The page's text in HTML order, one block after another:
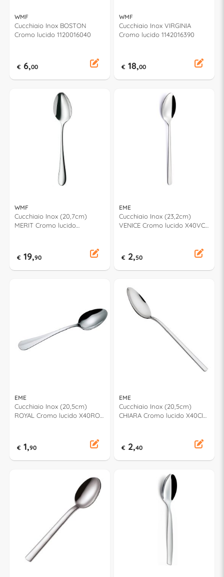
WMF
Cucchiaio Inox BOSTON
Cromo lucido 1120016040
€ 6,00
WMF
Cucchiaio Inox VIRGINIA
Cromo lucido 1142016390
€ 18,00
WMF
Cucchiaio Inox (20,7cm)
MERIT Cromo lucido
€ 19,90
EME
Cucchiaio Inox (23,2cm)
VENICE Cromo lucido X40VC
€ 2,50
EME
Cucchiaio Inox (20,5cm)
ROYAL Cromo lucido X40RO
€ 1,90
EME
Cucchiaio Inox (20,5cm)
CHIARA Cromo lucido X40CI
€ 2,40